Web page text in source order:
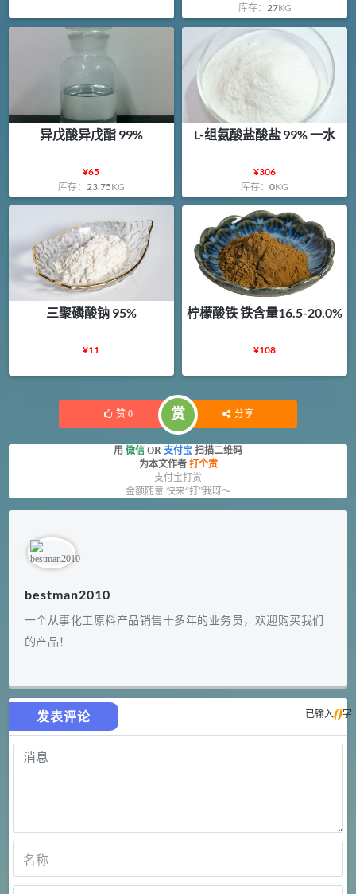
库存： 27KG
异戊酸异戊酯 99%
¥65
库存： 23.75KG
L-组氨酸盐酸盐 99% 一水
¥306
库存：0KG
三聚磷酸钠 95%
¥11
柠檬酸铁 铁含量16.5-20.0%
¥108
赞 0 赏 分享
用 微信 OR 支付宝 扫描二维码
为本文作者 打个赏
支付宝打赏
金额随意 快来“打”我呀～
bestman2010
一个从事化工原料产品销售十多年的业务员，欢迎购买我们
的产品！
发表评论 已输入0字